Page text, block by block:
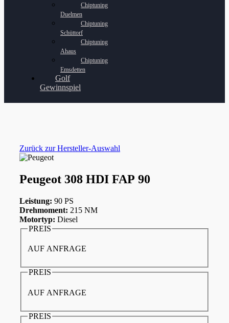
Chiptuning
Duelmen
Chiptuning
Schüttorf
Chiptuning
Ahaus
Chiptuning
Emsdetten
Golf
Gewinnspiel
Zurück zur Hersteller-Auswahl
Peugeot 308 HDI FAP 90
Leistung: 90 PS
Drehmoment: 215 NM
Motortyp: Diesel
PREIS
AUF ANFRAGE
PREIS
AUF ANFRAGE
PREIS